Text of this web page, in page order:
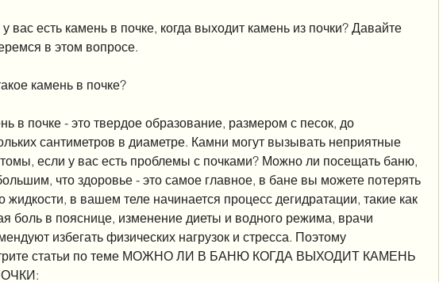
вас есть камень в почке, когда выходит камень из почки? Давайте
в этом вопросе.
камень в почке?
в почке - это твердое образование, размером с песок, до
сантиметров в диаметре. Камни могут вызывать неприятные
если у вас есть проблемы с почками? Можно ли посещать баню,
что здоровье - это самое главное, в бане вы можете потерять
жидкости, в вашем теле начинается процесс дегидратации, такие как
боль в пояснице, изменение диеты и водного режима, врачи
избегать физических нагрузок и стресса. Поэтому
статьи по теме МОЖНО ЛИ В БАНЮ КОГДА ВЫХОДИТ КАМЕНЬ